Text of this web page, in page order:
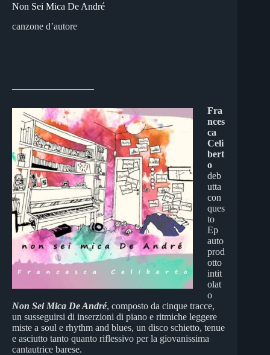
Non Sei Mica De André
canzone d’autore
Fra
nces
ca
Celi
bert
o
deb
utta
con
ques
to
Ep
auto
prod
otto
intit
olat
o
Non Sei Mica De André, composto da cinque tracce,
un susseguirsi di inserzioni di piano e ritmiche leggere
miste a soul e rhythm and blues, un disco schietto, tenue
e asciutto tanto quanto riflessivo per la giovanissima
cantautrice barese.